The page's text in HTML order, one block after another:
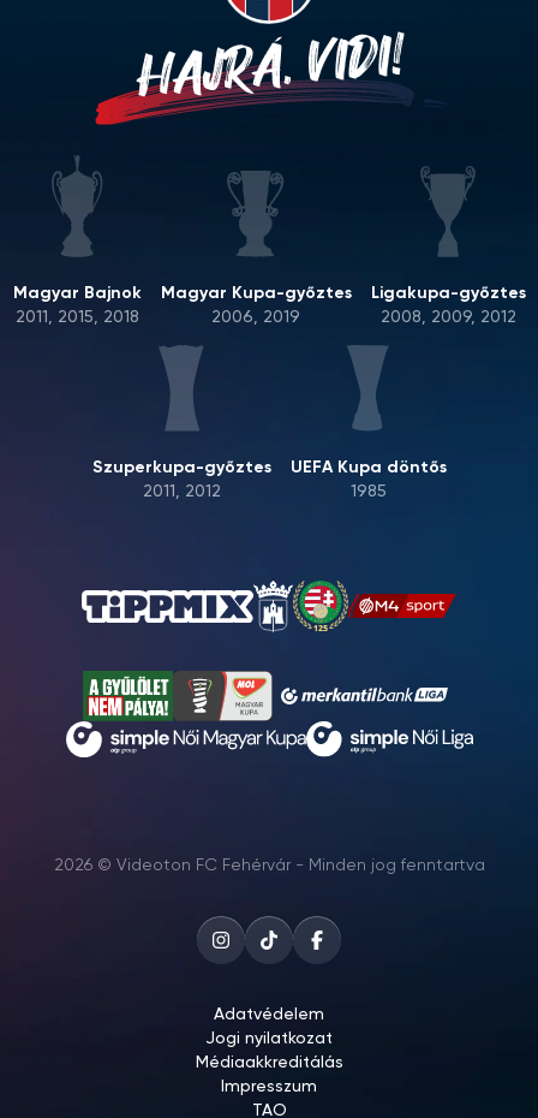
HAJRÁ, VIDI!
Magyar Bajnok
2011, 2015, 2018
Magyar Kupa-győztes
2006, 2019
Ligakupa-győztes
2008, 2009, 2012
Szuperkupa-győztes
2011, 2012
UEFA Kupa döntős
1985
2026 © Videoton FC Fehérvár - Minden jog fenntartva
Adatvédelem
Jogi nyilatkozat
Médiaakkreditálás
Impresszum
TAO